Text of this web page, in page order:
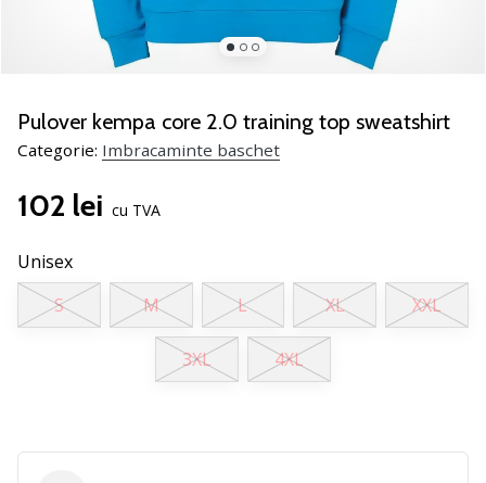
un
fan
al
ca
noi?
Alătură-
te
nouă
Pulover kempa core 2.0 training top sweatshirt
Categorie: Imbracaminte baschet
102 lei cu TVA
Unisex
S
M L XL XXL
3XL 4XL